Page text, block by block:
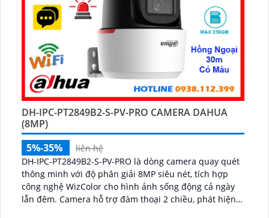
DH-IPC-PT2849B2-S-PV-PRO CAMERA DAHUA
(8MP)
5%-35%
liên hệ
DH-IPC-PT2849B2-S-PV-PRO là dòng camera quay quét
thông minh với độ phân giải 8MP siêu nét, tích hợp
công nghệ WizColor cho hình ảnh sống động cả ngày
lẫn đêm. Camera hỗ trợ đàm thoại 2 chiều, phát hiện